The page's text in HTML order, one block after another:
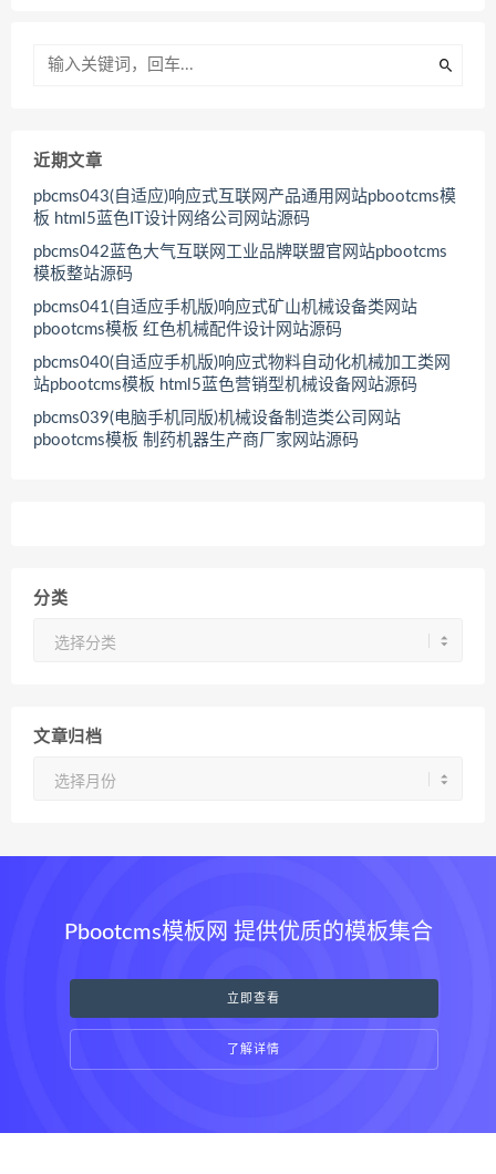
近期文章
pbcms043(自适应)响应式互联网产品通用网站pbootcms模
板 html5蓝色IT设计网络公司网站源码
pbcms042蓝色大气互联网工业品牌联盟官网站pbootcms
模板整站源码
pbcms041(自适应手机版)响应式矿山机械设备类网站
pbootcms模板 红色机械配件设计网站源码
pbcms040(自适应手机版)响应式物料自动化机械加工类网
站pbootcms模板 html5蓝色营销型机械设备网站源码
pbcms039(电脑手机同版)机械设备制造类公司网站
pbootcms模板 制药机器生产商厂家网站源码
分类
文章归档
Pbootcms模板网 提供优质的模板集合
立即查看
了解详情